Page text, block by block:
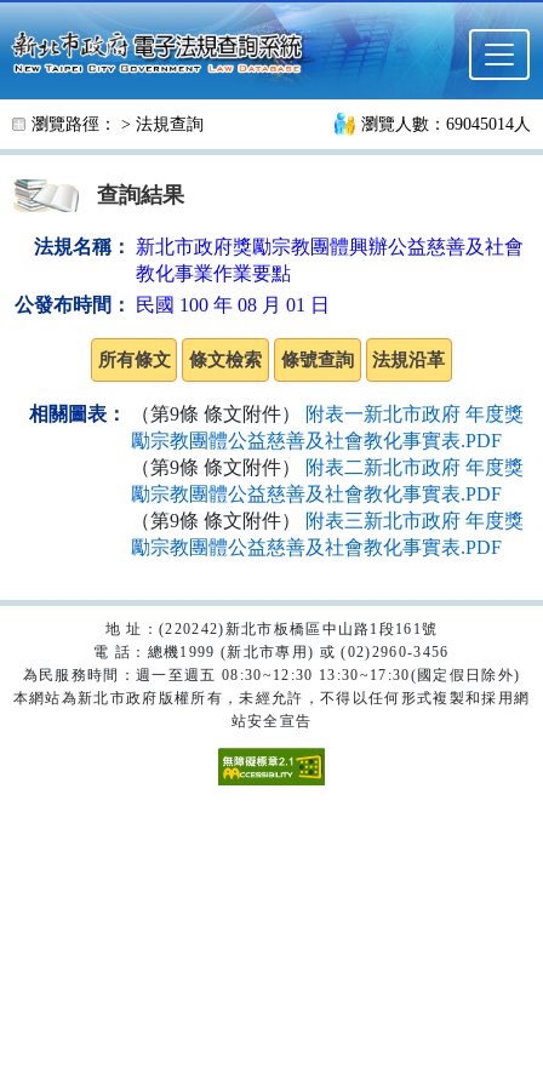
跳至主要內容
瀏覽路徑： > 法規查詢 瀏覽人數：69045014人
查詢結果
法規名稱：
新北市政府獎勵宗教團體興辦公益慈善及社會
教化事業作業要點
公發布時間：
民國 100 年 08 月 01 日
相關圖表： （第9條 條文附件）
附表一新北市政府 年度獎
勵宗教團體公益慈善及社會教化事實表.PDF
（第9條 條文附件）
附表二新北市政府 年度獎
勵宗教團體公益慈善及社會教化事實表.PDF
（第9條 條文附件）
附表三新北市政府 年度獎
勵宗教團體公益慈善及社會教化事實表.PDF
地 址：(220242)新北市板橋區中山路1段161號
電 話：總機1999 (新北市專用) 或 (02)2960-3456
為民服務時間：週一至週五 08:30~12:30 13:30~17:30(國定假日除外)
本網站為新北市政府版權所有，未經允許，不得以任何形式複製和採用網
站安全宣告